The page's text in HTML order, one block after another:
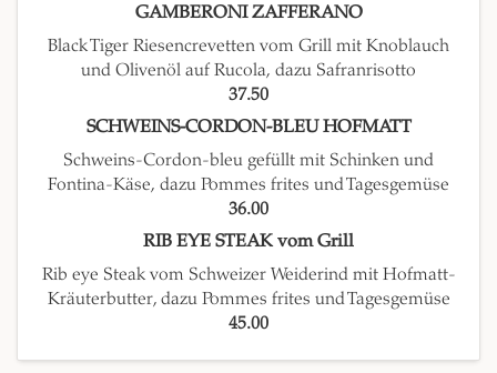
GAMBERONI ZAFFERANO
Black Tiger Riesencrevetten vom Grill mit Knoblauch
und Olivenöl auf Rucola, dazu Safranrisotto
37.50
SCHWEINS-CORDON-BLEU HOFMATT
Schweins-Cordon-bleu gefüllt mit Schinken und
Fontina-Käse, dazu Pommes frites und Tagesgemüse
36.00
RIB EYE STEAK vom Grill
Rib eye Steak vom Schweizer Weiderind mit Hofmatt-
Kräuterbutter, dazu Pommes frites und Tagesgemüse
45.00